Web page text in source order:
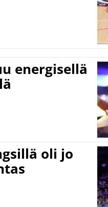
energisellä
oli jo